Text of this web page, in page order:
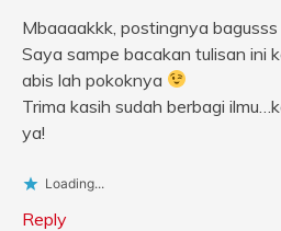
Mbaaaakkk, postingnya
Saya sampe bacakan tulisan ini
abis lah pokoknya
Trima kasih sudah berbagi
ya!
Loading...
Reply